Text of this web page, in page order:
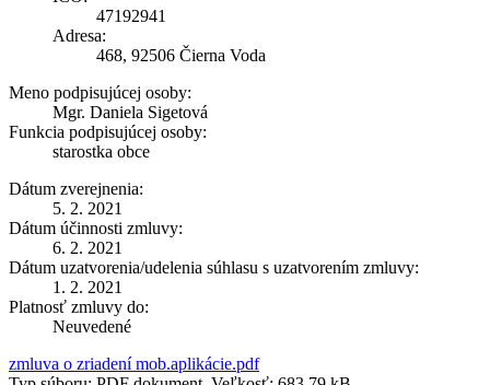
47192941
Adresa:
468, 92506 Čierna Voda
Meno podpisujúcej osoby:
Mgr. Daniela Sigetová
Funkcia podpisujúcej osoby:
starostka obce
Dátum zverejnenia:
5. 2. 2021
Dátum účinnosti zmluvy:
6. 2. 2021
Dátum uzatvorenia/udelenia súhlasu s uzatvorením zmluvy:
1. 2. 2021
Platnosť zmluvy do:
Neuvedené
zmluva o zriadení mob.aplikácie.pdf